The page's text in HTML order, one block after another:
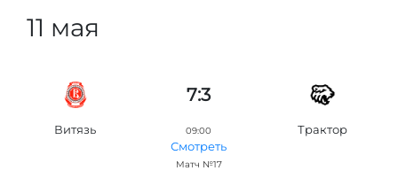
11 мая
7:3
Витязь 09:00
Смотреть
Матч №17
Трактор